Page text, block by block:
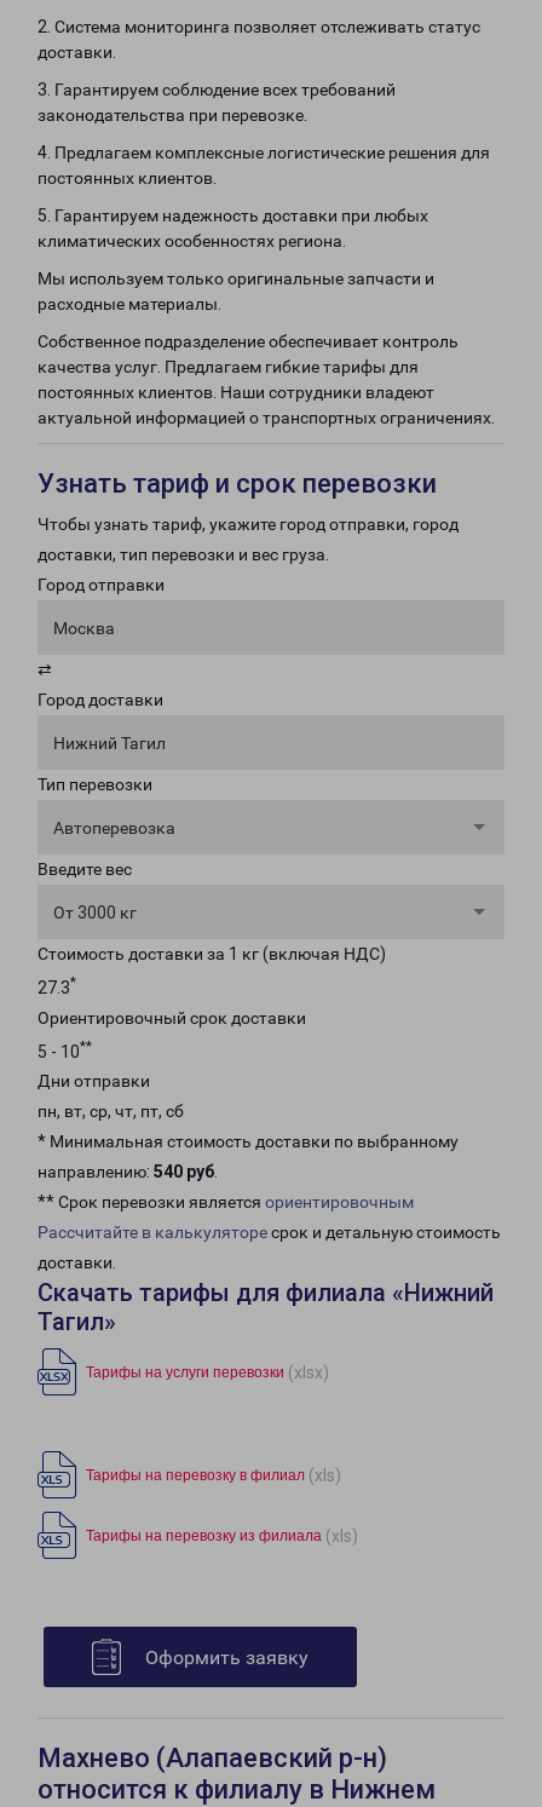
2. Система мониторинга позволяет отслеживать статус
доставки.
3. Гарантируем соблюдение всех требований
законодательства при перевозке.
4. Предлагаем комплексные логистические решения для
постоянных клиентов.
5. Гарантируем надежность доставки при любых
климатических особенностях региона.
Мы используем только оригинальные запчасти и
расходные материалы.
Собственное подразделение обеспечивает контроль
качества услуг. Предлагаем гибкие тарифы для
постоянных клиентов. Наши сотрудники владеют
актуальной информацией о транспортных ограничениях.
Узнать тариф и срок перевозки
Чтобы узнать тариф, укажите город отправки, город
доставки, тип перевозки и вес груза.
Город отправки
Москва
⇄
Город доставки
Нижний Тагил
Тип перевозки
Автоперевозка
Введите вес
От 3000 кг
Стоимость доставки за 1 кг (включая НДС)
27.3*
Ориентировочный срок доставки
5 - 10**
Дни отправки
пн, вт, ср, чт, пт, сб
* Минимальная стоимость доставки по выбранному
направлению: 540 руб.
** Срок перевозки является ориентировочным
Рассчитайте в калькуляторесрок и детальную стоимость
доставки.
Скачать тарифы для филиала «Нижний
Тагил»
Тарифы на услуги перевозки (xlsx)
Тарифы на перевозку в филиал (xls)
Тарифы на перевозку из филиала (xls)
Оформить заявку
Махнево (Алапаевский р-н)
относится к филиалу в Нижнем